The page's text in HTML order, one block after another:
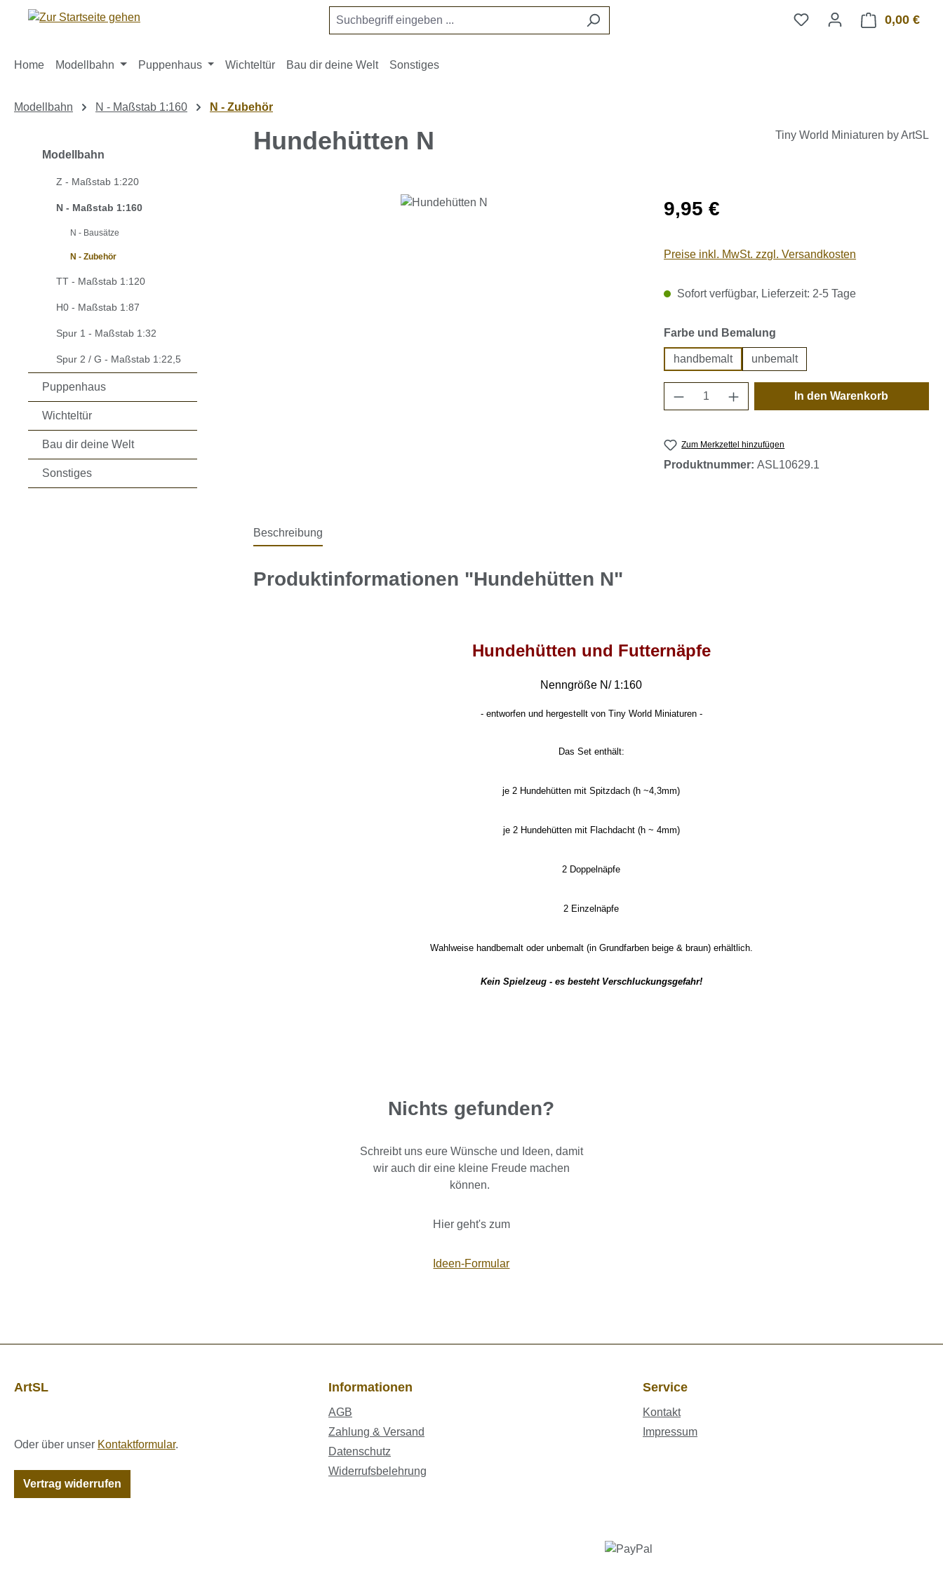
Hauptinhalt springen
Zur Suche springen
Zur Hauptnavigation springen 0,00 €
Home Modellbahn Puppenhaus Wichteltür Bau dir deine Welt Sonstiges
Modellbahn N - Maßstab 1:160 N - Zubehör
Modellbahn
Z - Maßstab 1:220
N - Maßstab 1:160
N - Bausätze
N - Zubehör
TT - Maßstab 1:120
H0 - Maßstab 1:87
Spur 1 - Maßstab 1:32
Spur 2 / G - Maßstab 1:22,5
Puppenhaus
Wichteltür
Bau dir deine Welt
Sonstiges
Hundehütten N Tiny World Miniaturen by ArtSL
Regulärer Preis:
9,95 €
Preise inkl. MwSt. zzgl. Versandkosten
Sofort verfügbar, Lieferzeit: 2-5 Tage
Farbe und Bemalung
handbemalt unbemalt
Produkt Anzahl: Gib den
In den Warenkorb
Zum Merkzettel hinzufügen
Produktnummer:ASL10629.1
Beschreibung
Produktinformationen "Hundehütten N"
Hundehütten und Futternäpfe
Nenngröße N/ 1:160
- entworfen und hergestellt von Tiny World Miniaturen -
Das Set enthält:
je 2 Hundehütten mit Spitzdach (h ~4,3mm)
je 2 Hundehütten mit Flachdacht (h ~ 4mm)
2 Doppelnäpfe
2 Einzelnäpfe
Wahlweise handbemalt oder unbemalt (in Grundfarben beige & braun) erhältlich.
Kein Spielzeug - es besteht Verschluckungsgefahr!
Nichts gefunden?
Schreibt uns eure Wünsche und Ideen, damit
wir auch dir eine kleine Freude machen
können.
Hier geht's zum
Ideen-Formular
ArtSL
Oder über unser Kontaktformular.
Vertrag widerrufen
Informationen
AGB
Zahlung & Versand
Datenschutz
Widerrufsbelehrung
Service
Kontakt
Impressum